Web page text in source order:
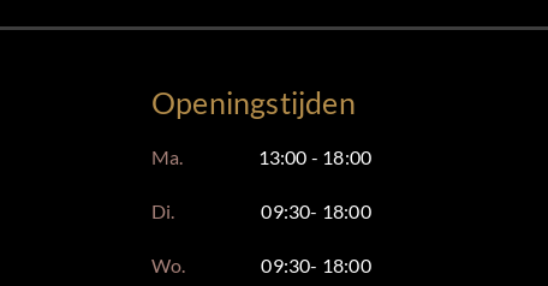
Openingstijden
Ma. 13:00 - 18:00
Di. 09:30- 18:00
Wo. 09:30- 18:00